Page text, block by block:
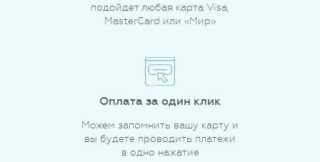
подойдет любая карта Visa,
MasterCard или «Мир»
Оплата за один клик
Можем запомнить вашу карту и
вы будете проводить платежи
в одно нажатие